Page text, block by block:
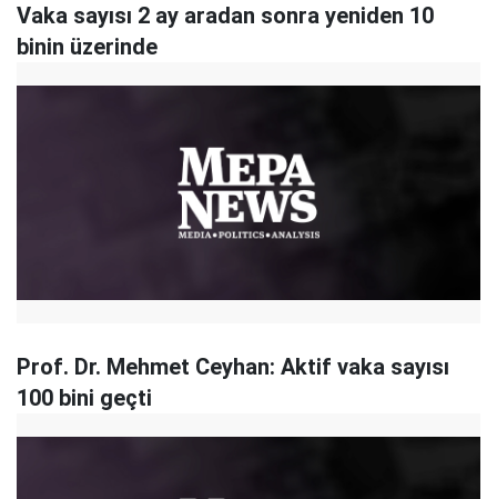
Vaka sayısı 2 ay aradan sonra yeniden 10
binin üzerinde
Prof. Dr. Mehmet Ceyhan: Aktif vaka sayısı
100 bini geçti